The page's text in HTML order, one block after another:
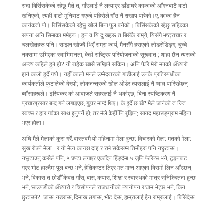
रम्दा बिर्सिसकेको रहेछु मैले त, गाँउलाई नै लत्याएर डाँडाघरे काकाको आँगनबाटै बाटो
खनिएको; त्यही बाटो मुनिबाट गएको पहिरोले गाँउ नै सखाप पारेको।ए, काका हैन
कार्यकर्ता पो। बिर्सिसकेको रहेछु खोलैै बिना पुल बनेको। बिर्सिसकेको रहेछु सहिदका
सपना अनि सिमाका मर्महरू। हुन त यि दु:खहरू त बिर्सेकै राम्रो, यिसँगै भष्ट्राचार र
चलखेलहरू पनि। सम्झन खोज्दै थिएँ राम्रा कार्य, मैनसँगै हराएको लोडसेडिङ्ग, चुच्चे
नक्सामा उभिएका स्वाभिमानता, केही राष्ट्रिय परियोजनाको सुरूवात ; थाहा छैन त्यसको
अन्त्य कहिले हुने हो? यी बाहेक खासै सम्झिनै सकिन। अनि फेरि मेरो मनको अँध्यारो
झनै कालो हुदैँ गयो। यहीँ कालो मनले उम्मेदवारको गाडीलाई उनकै प्रतिस्पर्धीका
कार्यकर्ताले फुटालेको देख्यो; लोकतन्त्रको खोल ओडेर त्यसलाई नै प्वाल पारिरहेछन्
ब्वाँसाहरूले। इस्पिकर को आवाजले सहरलाई नै थर्काएछ; बिना स्पष्टिकरण नै
प्रचारप्रसार बन्द गर्न लगाइएछ, गुहार माग्दै थिए। के हुदैँ छ खै? मैले जानेको त जित
स्वच्छ र हार गर्वका साथ हुनुपर्ने हो; तर मैले केहीँ नि बुझिन; सायद महासङ्ग्राम महिना
भएर होला।
अघि मैले मेलाको कुरा गरेँ, वास्तवमै यो महिनामा मेला हुन्छ; विचारको मेला; मतको मेला;
सुख रोज्ने मेला। र यो मेला कान्छा दाइ र रामे सकेसम्म तिमीहरू पनि नछुटाऊ।
नछुटाउनु कसैले पनि, ५ घण्टा लगाएर एकदिन हिँड्दैमा ५ जुनि फेरिन्छ भने, टुइनबाट
गएर भोट हाल्दैमा पुल बन्छ भने, हेलिकप्टर लिएर मत माग्न आएका बिरामी लिन आँउछन्
भने, विकास त छोडौँ केवल गाँस, बास, कपास, शिक्षा र स्वास्थको मात्र सुनिश्चितता हुन्छ
भने, छाउपडीको अँध्यारो र चिसोपनले राजधानीको न्यानोपन र घाम भेट्छ भने, किन
छुटाउने? जाऊ, नडराऊ, दिमाख लगाऊ, भोट देऊ, हाम्रालाई हैन राम्रालाई। बिर्सिदेऊ